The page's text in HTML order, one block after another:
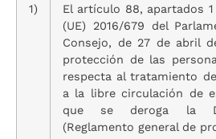
1)
El artículo 88, apartados
(UE) 2016/679 del
Consejo, de 27 de abril
protección de las
respecta al tratamiento
a la libre circulación de
que se deroga la
(Reglamento general de